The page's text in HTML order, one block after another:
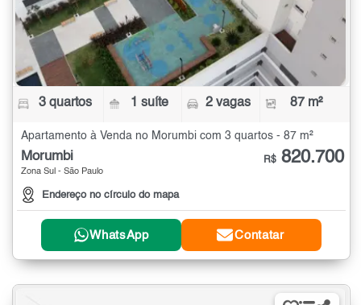
3 quartos 1 suíte 2 vagas 87 m²
Apartamento à Venda no Morumbi com 3 quartos - 87 m²
Morumbi
Zona Sul - São Paulo
Endereço no círculo do mapa
R$ 820.700
WhatsApp Contatar